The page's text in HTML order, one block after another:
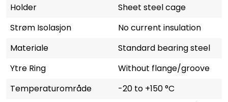
Holder
Sheet steel cage
Strøm Isolasjon
No current insulation
Materiale
Standard bearing steel
Ytre Ring
Without flange/groove
Temperaturområde
-20 to +150 °C